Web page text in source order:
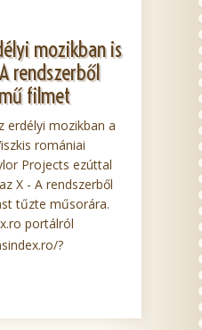
mozikban is
rendszerből
filmet
erdélyi mozikban a
romániai
Projects ezúttal
X - A rendszerből
tűzte műsorára.
portálról
?